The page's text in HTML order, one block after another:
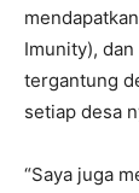
Imunity),
tergantung
setiap desa
“Saya juga